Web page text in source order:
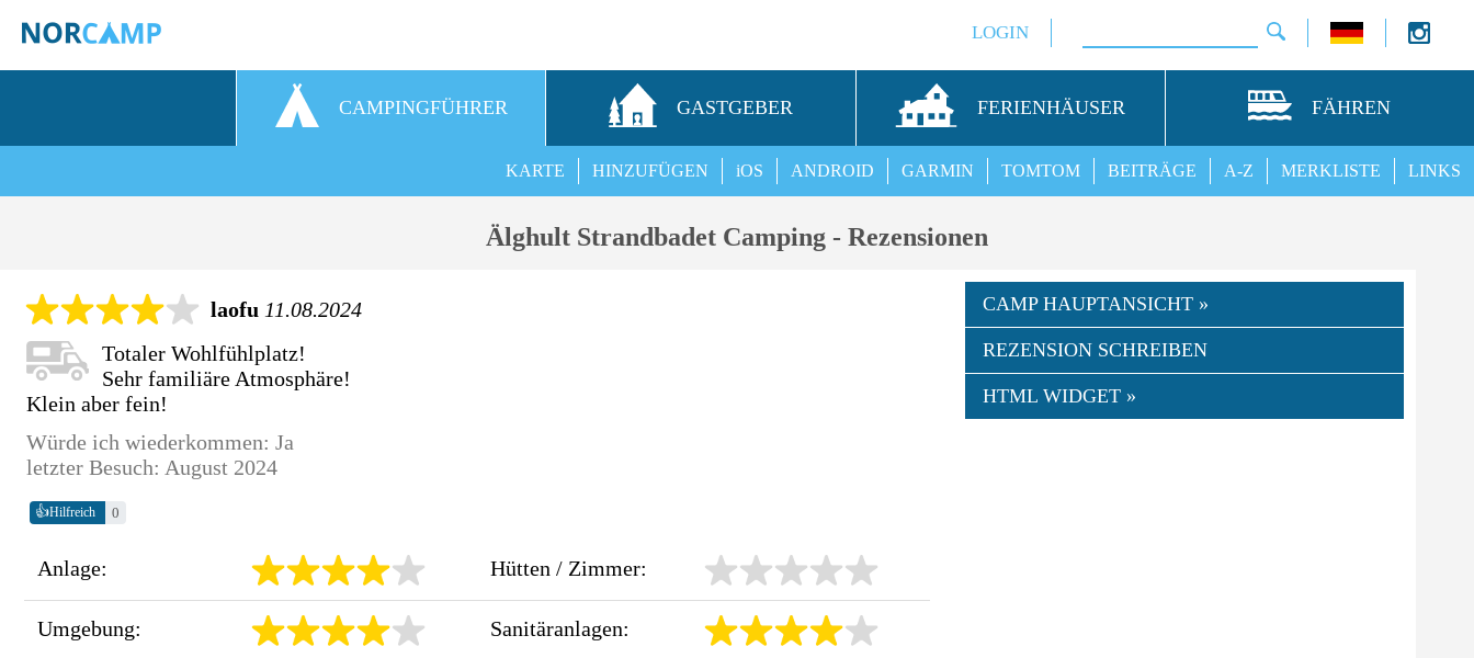
LOGIN
CAMPINGFÜHRER GASTGEBER FERIENHÄUSER FÄHREN
LINKS
MERKLISTE
A-Z
BEITRÄGE
TOMTOM
GARMIN
ANDROID
iOS
HINZUFÜGEN
KARTE
Älghult Strandbadet Camping - Rezensionen
laofu 11.08.2024
Totaler Wohlfühlplatz!
Sehr familiäre Atmosphäre!
Klein aber fein!
Würde ich wiederkommen: Ja
letzter Besuch: August 2024
👍Hilfreich 0
Anlage:
Umgebung:
Hütten / Zimmer:
Sanitäranlagen:
CAMP HAUPTANSICHT »
REZENSION SCHREIBEN
HTML WIDGET »